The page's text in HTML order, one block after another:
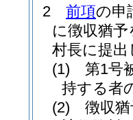
2
前項の申
に徴収猶
村長に提
(1)
第1号
持する者
(2)
徴収